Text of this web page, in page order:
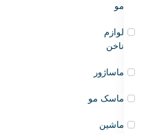
مو
لوازم
ناخن
ماساژور
ماسک مو
ماشین